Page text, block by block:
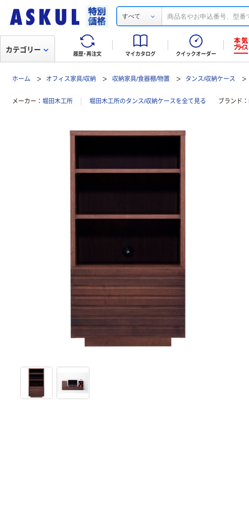
すべて
履歴・再注文 マイカタログ クイックオーダー
カテゴリー
ホーム オフィス家具/収納 収納家具/食器棚/物置 タンス/収納ケース
メーカー 堀田木工所 堀田木工所のタンス/収納ケースを全て見る ブランド